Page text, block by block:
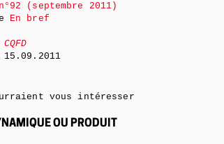
(septembre 2011)
En bref
CQFD
15.09.2011
vous intéresser
OU PRODUIT